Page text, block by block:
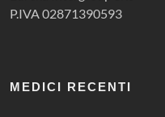
P.IVA 02871390593
MEDICI RECENTI